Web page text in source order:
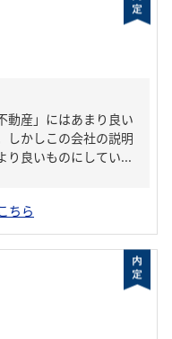
動産」にはあまり良い
しかしこの会社の説明
り良いものにしてい...
ちら